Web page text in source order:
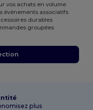
vos achats en volume
événements associatifs
durables
groupées
plus